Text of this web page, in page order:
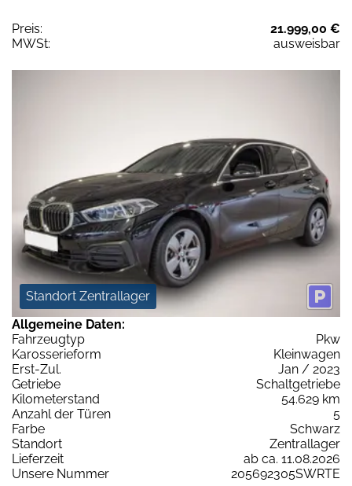
Preis:
21.999,00 €
MWSt:
ausweisbar
Standort Zentrallager
Allgemeine Daten:
Fahrzeugtyp
Pkw
Karosserieform
Kleinwagen
Erst-Zul.
Jan / 2023
Getriebe
Schaltgetriebe
Kilometerstand
54.629 km
Anzahl der Türen
5
Farbe
Schwarz
Standort
Zentrallager
Lieferzeit
ab ca. 11.08.2026
Unsere Nummer
205692305SWRTE